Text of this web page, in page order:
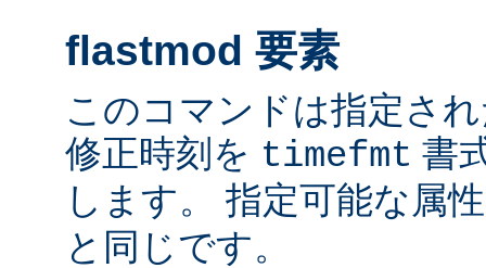
flastmod 要素
このコマンドは指定さ
修正時刻を timefmt 書
します。 指定可能な属
と同じです。